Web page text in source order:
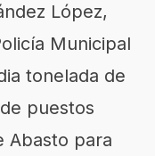
López,
Municipal
tonelada de
puestos
Abasto para